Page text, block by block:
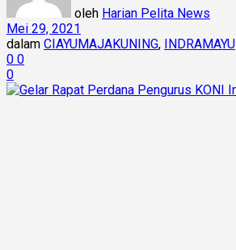
oleh Harian Pelita News
Mei 29, 2021
dalam CIAYUMAJAKUNING, INDRAMAYU
0 0
0